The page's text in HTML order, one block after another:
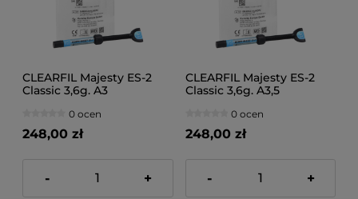
CLEARFIL Majesty ES-2
Classic 3,6g. A3
0 ocen
248,00 zł
- +
CLEARFIL Majesty ES-2
Classic 3,6g. A3,5
0 ocen
248,00 zł
- +